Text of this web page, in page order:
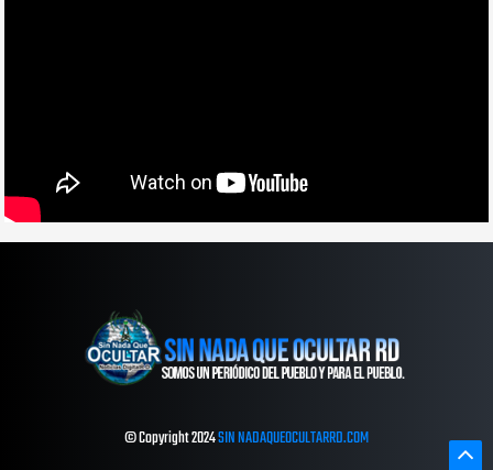
© Copyright 2024SIN NADAQUEOCULTARRD.COM